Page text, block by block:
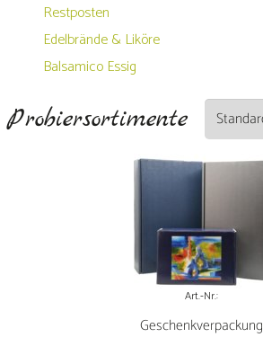
Restposten
Edelbrände & Liköre
Balsamico Essig
Probiersortimente
Art.-Nr.:
Geschenkverpackung